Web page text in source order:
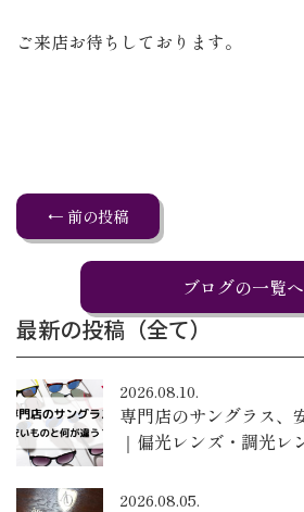
ご来店お待ちしております。
← 前の投稿
ブログの一覧へ
最新の投稿（全て）
2026.08.10.
専門店のサングラス、
｜偏光レンズ・調光レ
2026.08.05.